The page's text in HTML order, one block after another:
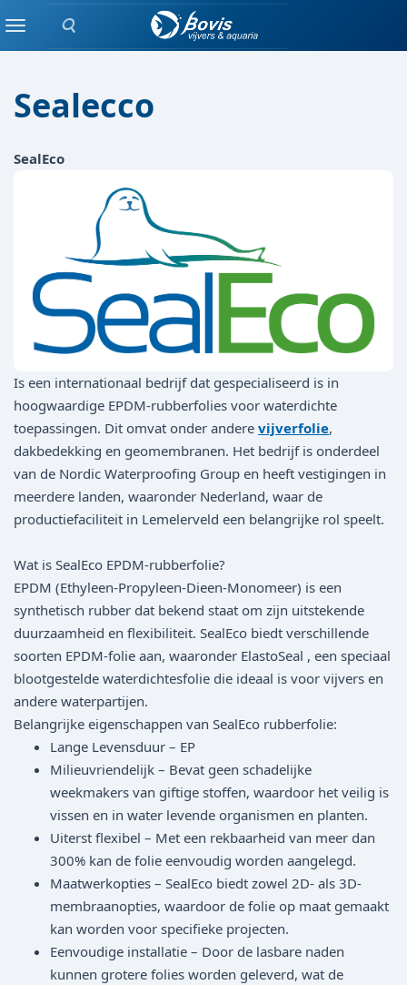
Zoeken
MenuMerken
Sealecco
SealEco
Is een internationaal bedrijf dat gespecialiseerd is in
hoogwaardige EPDM-rubberfolies voor waterdichte
toepassingen. Dit omvat onder andere vijverfolie,
dakbedekking en geomembranen. Het bedrijf is onderdeel
van de Nordic Waterproofing Group en heeft vestigingen in
meerdere landen, waaronder Nederland, waar de
productiefaciliteit in Lemelerveld een belangrijke rol speelt.
Wat is SealEco EPDM-rubberfolie?
EPDM (Ethyleen-Propyleen-Dieen-Monomeer) is een
synthetisch rubber dat bekend staat om zijn uitstekende
duurzaamheid en flexibiliteit. SealEco biedt verschillende
soorten EPDM-folie aan, waaronder ElastoSeal , een speciaal
blootgestelde waterdichtesfolie die ideaal is voor vijvers en
andere waterpartijen.
Belangrijke eigenschappen van SealEco rubberfolie:
Lange Levensduur – EP
Milieuvriendelijk – Bevat geen schadelijke
weekmakers van giftige stoffen, waardoor het veilig is
vissen en in water levende organismen en planten.
Uiterst flexibel – Met een rekbaarheid van meer dan
300% kan de folie eenvoudig worden aangelegd.
Maatwerkopties – SealEco biedt zowel 2D- als 3D-
membraanopties, waardoor de folie op maat gemaakt
kan worden voor specifieke projecten.
Eenvoudige installatie – Door de lasbare naden
kunnen grotere folies worden geleverd, wat de